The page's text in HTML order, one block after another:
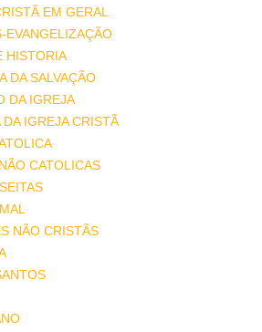
EM GERAL
EVANGELIZAÇÃO
HISTORIA
DA SALVAÇÃO
DA IGREJA
IGREJA CRISTÃ
CATOLICAS
NÃO CRISTÃS